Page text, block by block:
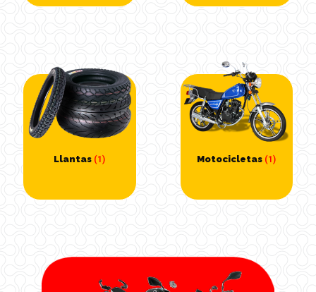
Llantas (1) Motocicletas (1)